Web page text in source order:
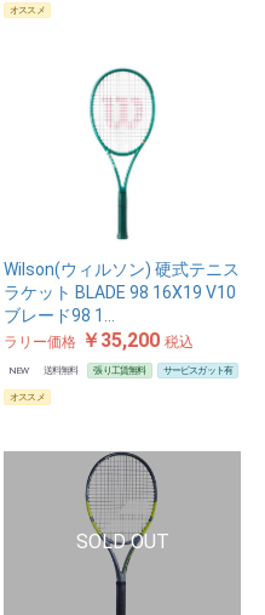
オススメ
Wilson(ウィルソン) 硬式テニス
ラケット BLADE 98 16X19 V10
ブレード98 1…
ラリー価格 ￥35,200 税込
NEW 送料無料 張り工賃無料 サービスガット有
オススメ